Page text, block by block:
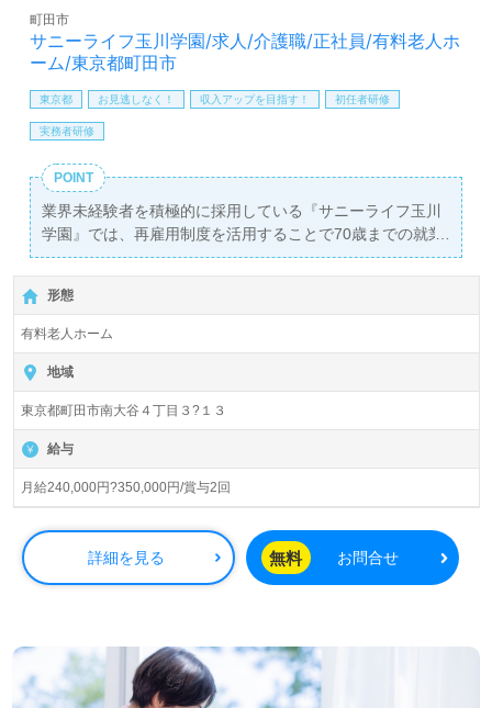
サニーライフ玉川学園/求人/介護職/正社員/有料老人ホ
ーム/東京都町田市
町田市
東京都 お見逃しなく！ 収入アップを目指す！ 初任者研修
実務者研修
POINT
業界未経験者を積極的に採用している『サニーライフ玉川
学園』では、再雇用制度を活用することで70歳までの就業
を目指せる職場環境を整えています。職場では「あなたに
出会えて良かった！」という言葉が飛び交い、笑顔あふれ
る介護支援が実現されています。介護職の正社員を募集し
ており、月給は240,000円から350,000円で、年に2回の賞
与も支給されます。この求人は初任者研修以上の資格を持
つ方を対象としていますが、看護助手や介護職経験者だけ
でなく、これから介護職を目指す方にも広く門戸が開かれ
ています。
という大規模な法人の一員です。充実したOJTや個々の成
長に合わせた研修制度が整っており、様々な年代の職員が
活躍しているため、和やかな雰囲気の中でスキルを磨くこ
とが可能です。住宅手当を含む手厚い福利厚生も大きな魅
力で、利用者様一人ひとりに寄り添ったサービスを提供し
この求人に関する詳細は、専任のコンサルタントがしっか
りとサポートいたしますので、気軽にお問い合わせくださ
形態
有料老人ホーム
地域
東京都町田市南大谷４丁目３?１３
給与
月給240,000円?350,000円/賞与2回
詳細を見る 無料 お問合せ